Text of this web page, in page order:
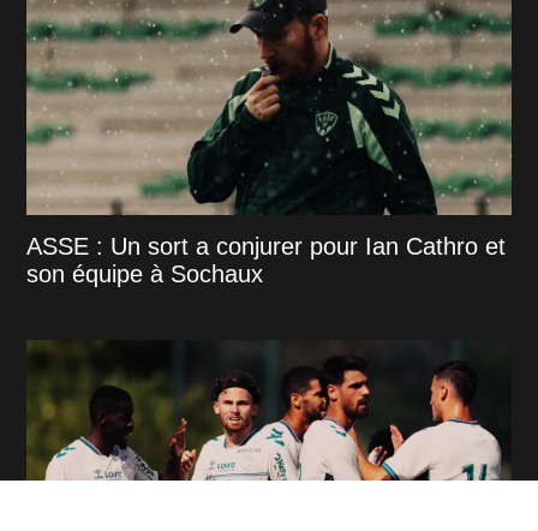
ASSE : Un sort a conjurer pour Ian Cathro et
son équipe à Sochaux